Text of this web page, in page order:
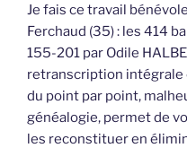
Je fais ce travail
Ferchaud (35) : les 414
155-201 par Odile
retranscription intégrale
du point par point,
généalogie, permet de
les reconstituer en